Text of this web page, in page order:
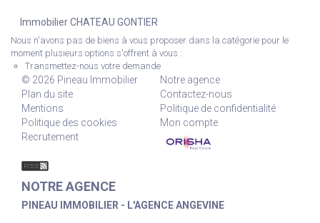
Immobilier CHATEAU GONTIER
Nous n'avons pas de biens à vous proposer dans la catégorie pour le
moment plusieurs options s'offrent à vous :
Transmettez-nous votre demande
© 2026 Pineau Immobilier
Notre agence
Plan du site
Contactez-nous
Mentions
Politique de confidentialité
Politique des cookies
Mon compte
Recrutement
NOTRE AGENCE
PINEAU IMMOBILIER - L'AGENCE ANGEVINE